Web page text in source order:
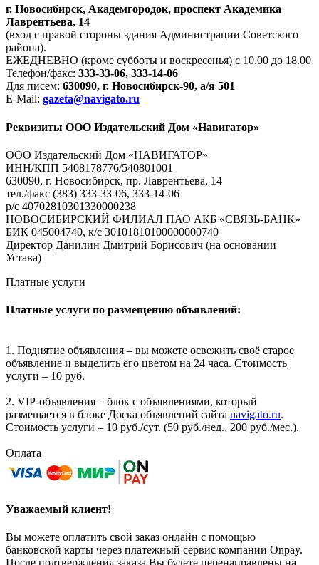
г. Новосибирск, Академгородок, проспект Академика
Лаврентьева, 14
(вход с правой стороны здания Администрации Советского
района).
ЕЖЕДНЕВНО (кроме субботы и воскресенья) с 10.00 до 18.00
Телефон/факс: 333-33-06, 333-14-06
Для писем: 630090, г. Новосибирск-90, а/я 501
E-Mail: gazeta@navigato.ru
Реквизиты ООО Издательский Дом «Навигатор»
ООО Издательский Дом «НАВИГАТОР»
ИНН/КПП 5408178776/540801001
630090, г. Новосибирск, пр. Лаврентьева, 14
тел./факс (383) 333-33-06, 333-14-06
р/с 40702810301330000238
НОВОСИБИРСКИЙ ФИЛИАЛ ПАО АКБ «СВЯЗЬ-БАНК»
БИК 045004740, к/с 30101810100000000740
Директор Данилин Дмитрий Борисович (на основании
Устава)
Платные услуги
Платные услуги по размещению объявлений:
1. Поднятие объявления – вы можете освежить своё старое
объявление и выделить его цветом на 24 часа. Стоимость
услуги – 10 руб.
2. VIP-объявления – блок с объявлениями, который
размещается в блоке Доска объявлений сайта navigato.ru.
Стоимость услуги – 10 руб./сут. (50 руб./нед., 200 руб./мес.).
Оплата
Уважаемый клиент!
Вы можете оплатить свой заказ онлайн с помощью
банковской карты через платежный сервис компании Onpay.
После подтверждения заказа Вы будете перенаправлены на